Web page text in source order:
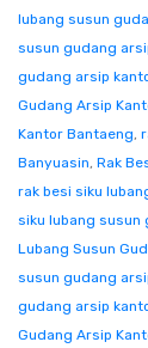
lubang susun
susun gudang
gudang arsip
Gudang Arsip
Kantor Bantaeng,
Banyuasin, Rak
rak besi siku
siku lubang susun
Lubang Susun
susun gudang
gudang arsip
Gudang Arsip